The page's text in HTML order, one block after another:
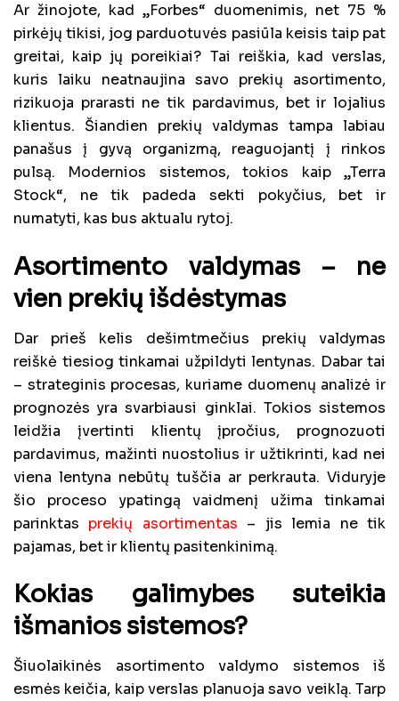
Ar žinojote, kad „Forbes“ duomenimis, net 75 %
pirkėjų tikisi, jog parduotuvės pasiūla keisis taip pat
greitai, kaip jų poreikiai? Tai reiškia, kad verslas,
kuris laiku neatnaujina savo prekių asortimento,
rizikuoja prarasti ne tik pardavimus, bet ir lojalius
klientus. Šiandien prekių valdymas tampa labiau
panašus į gyvą organizmą, reaguojantį į rinkos
pulsą. Modernios sistemos, tokios kaip „Terra
Stock“, ne tik padeda sekti pokyčius, bet ir
numatyti, kas bus aktualu rytoj.
Asortimento valdymas – ne
vien prekių išdėstymas
Dar prieš kelis dešimtmečius prekių valdymas
reiškė tiesiog tinkamai užpildyti lentynas. Dabar tai
– strateginis procesas, kuriame duomenų analizė ir
prognozės yra svarbiausi ginklai. Tokios sistemos
leidžia įvertinti klientų įpročius, prognozuoti
pardavimus, mažinti nuostolius ir užtikrinti, kad nei
viena lentyna nebūtų tuščia ar perkrauta. Viduryje
šio proceso ypatingą vaidmenį užima tinkamai
parinktas prekių asortimentas – jis lemia ne tik
pajamas, bet ir klientų pasitenkinimą.
Kokias galimybes suteikia
išmanios sistemos?
Šiuolaikinės asortimento valdymo sistemos iš
esmės keičia, kaip verslas planuoja savo veiklą. Tarp